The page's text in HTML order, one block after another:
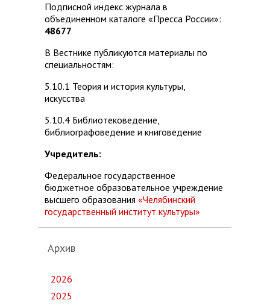
Подписной индекс журнала в
объединенном каталоге «Пресса России»:
48677
В Вестнике публикуются материалы по
специальностям:
5.10.1 Теория и история культуры,
искусства
5.10.4 Библиотековедение,
библиографоведение и книговедение
Учредитель:
Федеральное государственное
бюджетное образовательное учреждение
высшего образования «Челябинский
государственный институт культуры»
Архив
2026
2025